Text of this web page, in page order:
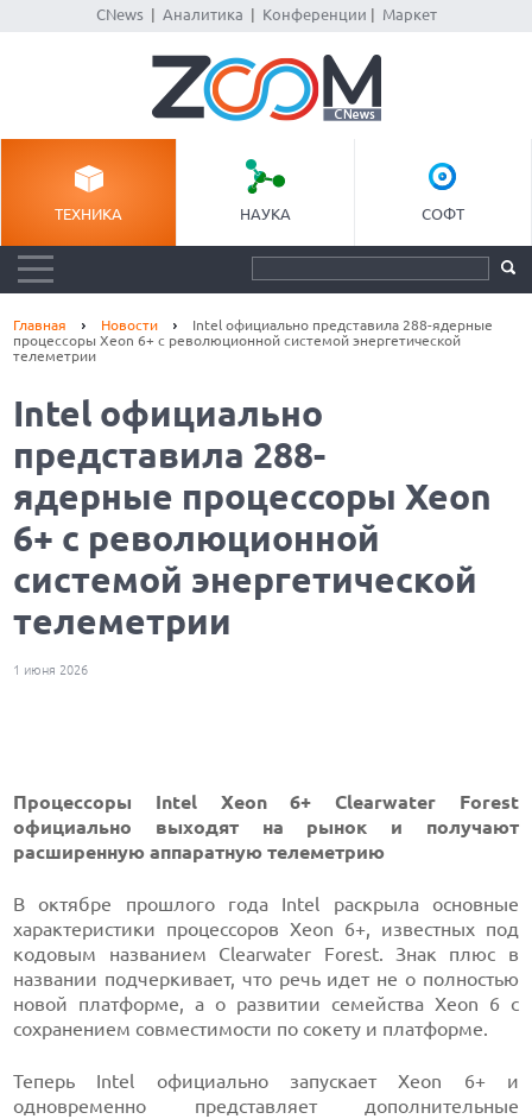
CNews| Аналитика Конференции Маркет
ТЕХНИКА НАУКА СОФТ
Главная Новости
Intel официально представила 288-ядерные
процессоры Xeon 6+ с революционной системой энергетической
телеметрии
Intel официально
представила 288-
ядерные процессоры Xeon
6+ с революционной
системой энергетической
телеметрии
1 июня 2026
Процессоры Intel Xeon 6+ Clearwater Forest
официально выходят на рынок и получают
расширенную аппаратную телеметрию
В октябре прошлого года Intel раскрыла основные
характеристики процессоров Xeon 6+, известных под
кодовым названием Clearwater Forest. Знак плюс в
названии подчеркивает, что речь идет не о полностью
новой платформе, а о развитии семейства Xeon 6 с
сохранением совместимости по сокету и платформе.
Теперь Intel официально запускает Xeon 6+ и
одновременно представляет дополнительные